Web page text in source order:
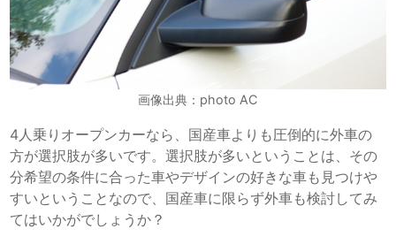
画像出典：photo AC
4人乗りオープンカーなら、国産車よりも圧倒的に外車の
方が選択肢が多いです。選択肢が多いということは、その
分希望の条件に合った車やデザインの好きな車も見つけや
すいということなので、国産車に限らず外車も検討してみ
てはいかがでしょうか？